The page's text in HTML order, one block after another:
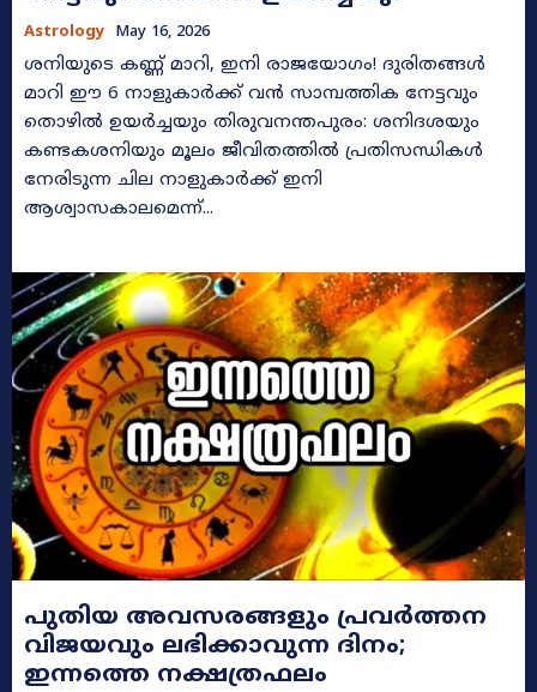
Astrology May 16, 2026
ശനിയുടെ കണ്ണ് മാറി, ഇനി രാജയോഗം! ദുരിതങ്ങൾ
മാറി ഈ 6 നാളുകാർക്ക് വൻ സാമ്പത്തിക നേട്ടവും
തൊഴിൽ ഉയർച്ചയും തിരുവനന്തപുരം: ശനിദശയും
കണ്ടകശനിയും മൂലം ജീവിതത്തിൽ പ്രതിസന്ധികൾ
നേരിടുന്ന ചില നാളുകാർക്ക് ഇനി
ആശ്വാസകാലമെന്ന്...
പുതിയ അവസരങ്ങളും പ്രവർത്തന
വിജയവും ലഭിക്കാവുന്ന ദിനം;
ഇന്നത്തെ നക്ഷത്രഫലം